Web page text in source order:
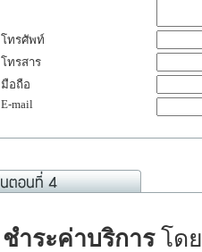
โทรศัพท์
โทรสาร
มือถือ
E-mail
ชำระค่าบริการโด